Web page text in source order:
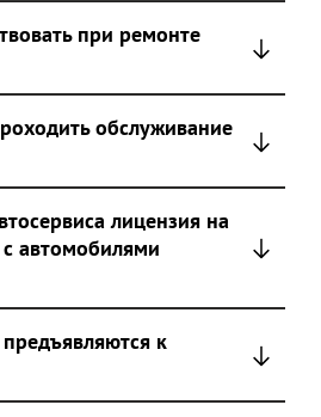
при ремонте
обслуживание
лицензия на
автомобилями
к